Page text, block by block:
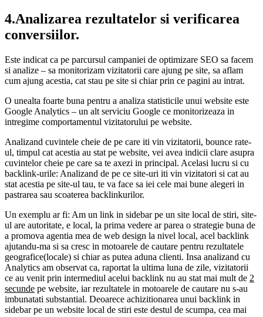
4.Analizarea rezultatelor si verificarea
conversiilor.
Este indicat ca pe parcursul campaniei de optimizare SEO sa facem
si analize – sa monitorizam vizitatorii care ajung pe site, sa aflam
cum ajung acestia, cat stau pe site si chiar prin ce pagini au intrat.
O unealta foarte buna pentru a analiza statisticile unui website este
Google Analytics – un alt serviciu Google ce monitorizeaza in
intregime comportamentul vizitatorului pe website.
Analizand cuvintele cheie de pe care iti vin vizitatorii, bounce rate-
ul, timpul cat acestia au stat pe website, vei avea indicii clare asupra
cuvintelor cheie pe care sa te axezi in principal. Acelasi lucru si cu
backlink-urile: Analizand de pe ce site-uri iti vin vizitatori si cat au
stat acestia pe site-ul tau, te va face sa iei cele mai bune alegeri in
pastrarea sau scoaterea backlinkurilor.
Un exemplu ar fi: Am un link in sidebar pe un site local de stiri, site-
ul are autoritate, e local, la prima vedere ar parea o strategie buna de
a promova agentia mea de web design la nivel local, acel backlink
ajutandu-ma si sa cresc in motoarele de cautare pentru rezultatele
geografice(locale) si chiar as putea aduna clienti. Insa analizand cu
Analytics am observat ca, raportat la ultima luna de zile, vizitatorii
ce au venit prin intermediul acelui backlink nu au stat mai mult de 2
secunde pe website, iar rezultatele in motoarele de cautare nu s-au
imbunatati substantial. Deoarece achizitionarea unui backlink in
sidebar pe un website local de stiri este destul de scumpa, cea mai